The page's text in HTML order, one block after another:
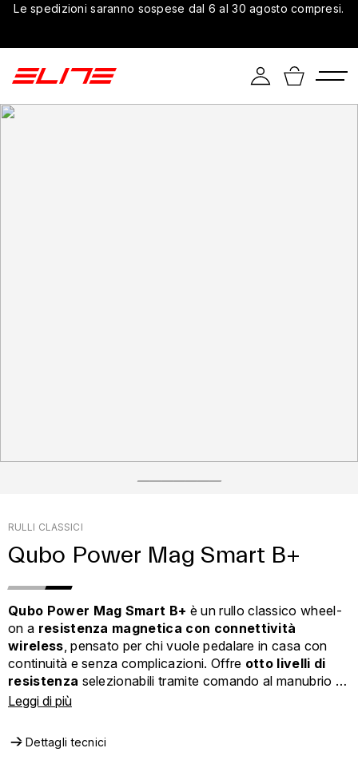
Le spedizioni saranno sospese dal 6 al 30 agosto compresi.
RULLI CLASSICI
Qubo Power Mag Smart B+
Qubo Power Mag Smart B+ è un rullo classico wheel-
on a resistenza magnetica con connettività
wireless, pensato per chi vuole pedalare in casa con
continuità e senza complicazioni. Offre otto livelli di
resistenza selezionabili tramite comando al manubrio e
trasmette i dati di velocità, cadenza e potenza stimata
da strada e MTB, si adatta a ruote da 20" a 29" ed è
supportato dalle principali app di allenamento: uno
Leggi di più
Dettagli tecnici